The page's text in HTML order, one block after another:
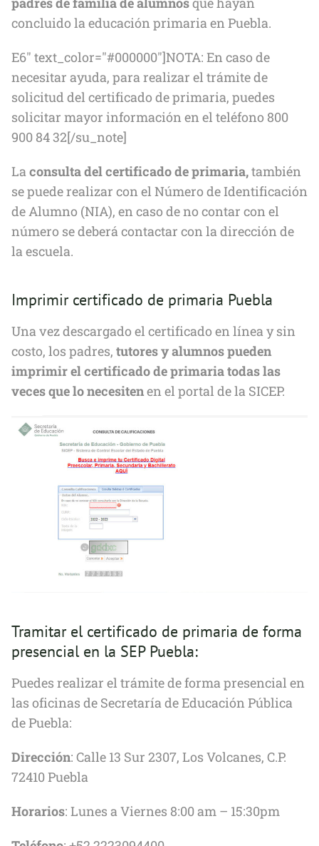
concluido la educación primaria en Puebla.
E6" text_color="#000000"]NOTA: En caso de
necesitar ayuda, para realizar el trámite de
solicitud del certificado de primaria, puedes
solicitar mayor información en el teléfono 800
900 84 32[/su_note]
La consulta del certificado de primaria,también
se puede realizar con el Número de Identificación
de Alumno (NIA), en caso de no contar con el
número se deberá contactar con la dirección de
la escuela.
Imprimir certificado de primaria Puebla
Una vez descargado el certificado en línea y sin
costo, los padres, tutores y alumnos pueden
imprimir el certificado de primaria todas las
veces que lo necesitenen el portal de la SICEP.
Tramitar el certificado de primaria de forma
presencial en la SEP Puebla:
Puedes realizar el trámite de forma presencial en
las oficinas de Secretaría de Educación Pública
de Puebla:
Dirección: Calle 13 Sur 2307, Los Volcanes, C.P.
72410 Puebla
Horarios: Lunes a Viernes 8:00 am – 15:30pm